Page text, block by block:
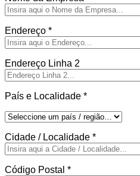
Endereço *
Endereço Linha 2
País e Localidade *
Cidade / Localidade *
Código Postal *